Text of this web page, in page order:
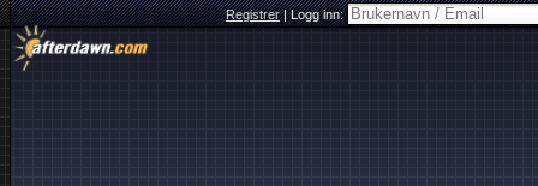
Registrer|Logg inn: